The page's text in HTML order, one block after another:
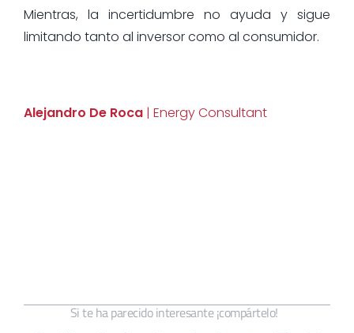
Mientras, la incertidumbre no ayuda y sigue
limitando tanto al inversor como al consumidor.
Alejandro De Roca | Energy Consultant
Si te ha parecido interesante ¡compártelo!